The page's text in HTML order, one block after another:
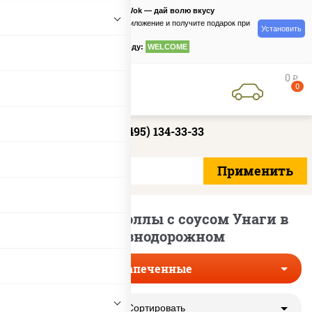
PizzaSushiWok — дай волю вкусу
Скачайте приложение и получите подарок при
по промокоду: WELCOME
Установить
0 руб
0
+7 (495) 134-33-33
Запеченные роллы с соусом Унаги в
Железнодорожном
Запеченные
Сортировать